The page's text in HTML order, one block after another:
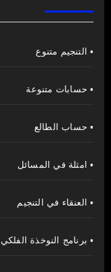
• التنجيم متنوع
• حسابات متنوعة
• حساب الطالع
• امثلة في المسائل
• العنقاء في التنجيم
• برنامج النوخذة الفلكي